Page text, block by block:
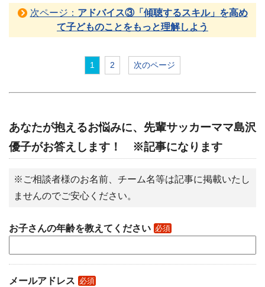
次ページ： アドバイス③「傾聴するスキル」を高め
て子どものことをもっと理解しよう
1 2 次のページ
あなたが抱えるお悩みに、先輩サッカーママ島沢
優子がお答えします！ ※記事になります
※ご相談者様のお名前、チーム名等は記事に掲載いたし
ませんのでご安心ください。
お子さんの年齢を教えてください 必須
メールアドレス 必須